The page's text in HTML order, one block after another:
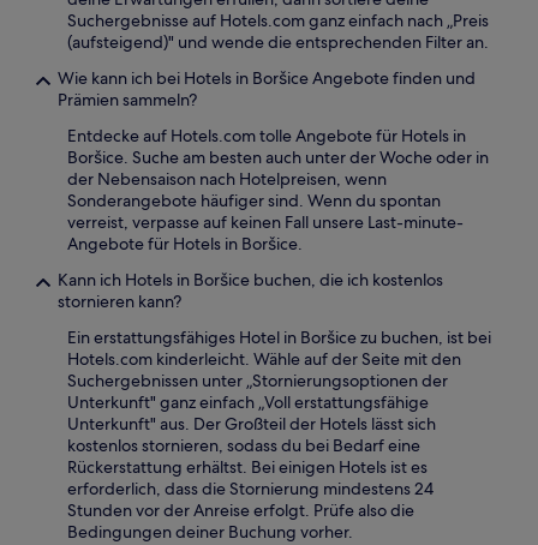
Suchergebnisse auf Hotels.com ganz einfach nach „Preis
(aufsteigend)" und wende die entsprechenden Filter an.
Wie kann ich bei Hotels in Boršice Angebote finden und
Prämien sammeln?
Entdecke auf Hotels.com tolle Angebote für Hotels in
Boršice. Suche am besten auch unter der Woche oder in
der Nebensaison nach Hotelpreisen, wenn
Sonderangebote häufiger sind. Wenn du spontan
verreist, verpasse auf keinen Fall unsere Last-minute-
Angebote für Hotels in Boršice.
Kann ich Hotels in Boršice buchen, die ich kostenlos
stornieren kann?
Ein erstattungsfähiges Hotel in Boršice zu buchen, ist bei
Hotels.com kinderleicht. Wähle auf der Seite mit den
Suchergebnissen unter „Stornierungsoptionen der
Unterkunft" ganz einfach „Voll erstattungsfähige
Unterkunft" aus. Der Großteil der Hotels lässt sich
kostenlos stornieren, sodass du bei Bedarf eine
Rückerstattung erhältst. Bei einigen Hotels ist es
erforderlich, dass die Stornierung mindestens 24
Stunden vor der Anreise erfolgt. Prüfe also die
Bedingungen deiner Buchung vorher.